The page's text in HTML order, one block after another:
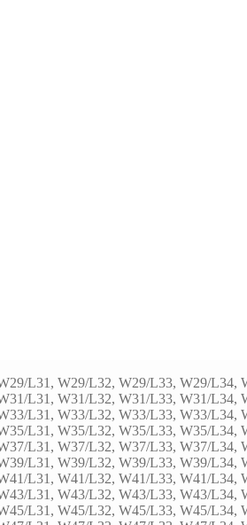
L31, W29/L32, W29/L33, W29/L34,
L31, W31/L32, W31/L33, W31/L34,
L31, W33/L32, W33/L33, W33/L34,
L31, W35/L32, W35/L33, W35/L34,
L31, W37/L32, W37/L33, W37/L34,
L31, W39/L32, W39/L33, W39/L34,
L31, W41/L32, W41/L33, W41/L34,
L31, W43/L32, W43/L33, W43/L34,
L31, W45/L32, W45/L33, W45/L34,